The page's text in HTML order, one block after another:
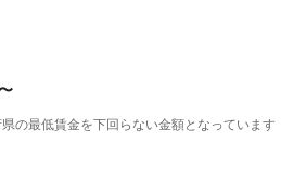
の最低賃金を下回らない金額となっています